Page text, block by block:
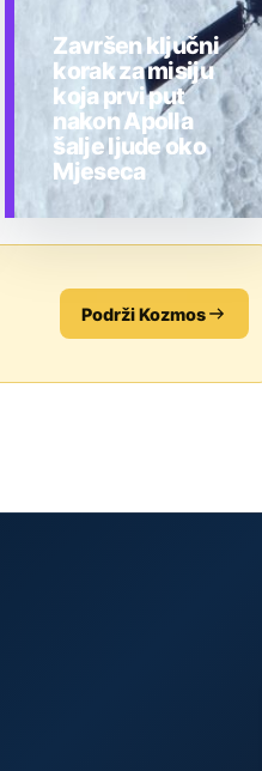
Završen ključni
korak za misiju
koja prvi put
nakon Apolla
šalje ljude oko
Mjeseca
Podrži Kozmos